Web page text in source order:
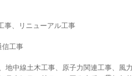
事、リニューアル工事
信工事
地中線土木工事、原子力関連工事、風